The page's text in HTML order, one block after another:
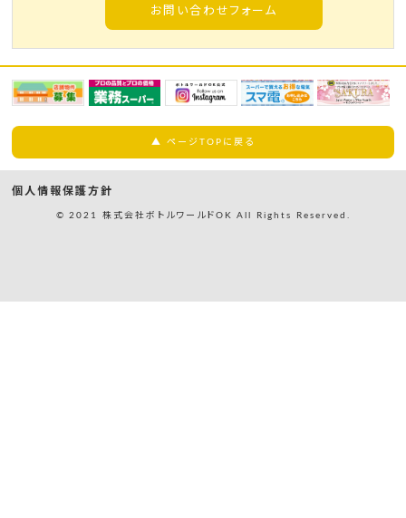
お問い合わせフォーム
▲ ページTOPに戻る
個人情報保護方針
© 2021 株式会社ボトルワールドOK All Rights Reserved.